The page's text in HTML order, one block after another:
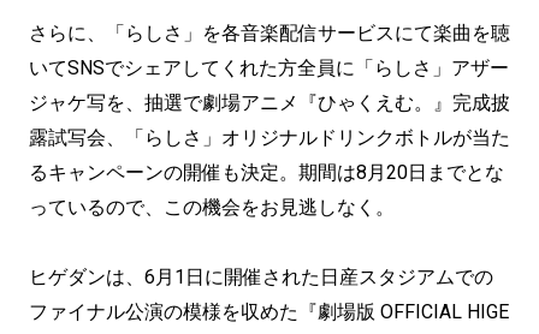
さらに、「らしさ」を各音楽配信サービスにて楽曲を聴
いてSNSでシェアしてくれた方全員に「らしさ」アザー
ジャケ写を、抽選で劇場アニメ『ひゃくえむ。』完成披
露試写会、「らしさ」オリジナルドリンクボトルが当た
るキャンペーンの開催も決定。期間は8月20日までとな
っているので、この機会をお見逃しなく。
ヒゲダンは、6月1日に開催された日産スタジアムでの
ファイナル公演の模様を収めた『劇場版 OFFICIAL HIGE